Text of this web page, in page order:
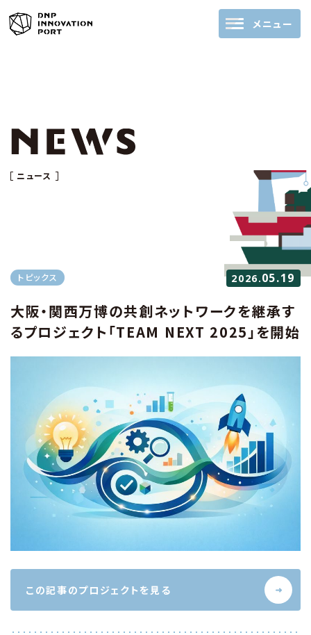
メニュー
ニュース
トピックス 2026.05.19
大阪・関西万博の共創ネットワークを継承す
るプロジェクト「TEAM NEXT 2025」を開始
この記事のプロジェクトを見る